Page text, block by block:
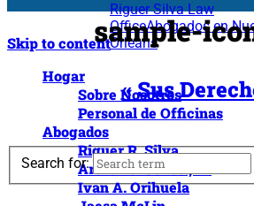
Riguer Silva Law
OfficeAbogados en
Orleans
Skip to content
Hogar
Sobre Nosotros
Personal de Officinas
Abogados
Riguer R. Silva
Arthur O. Schott, III
Ivan A. Orihuela
sample-
« Sus
Search for: